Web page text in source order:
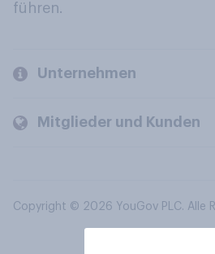
führen.
Unternehmen
Mitglieder und Kunden
Copyright © 2026 YouGov PLC. Alle